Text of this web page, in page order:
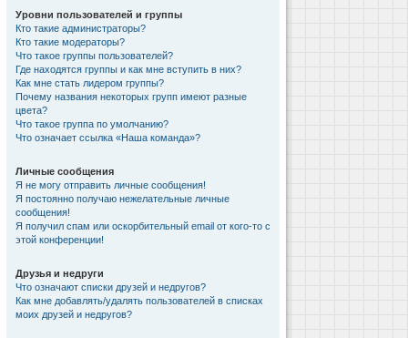
Уровни пользователей и группы
Кто такие администраторы?
Кто такие модераторы?
Что такое группы пользователей?
Где находятся группы и как мне вступить в них?
Как мне стать лидером группы?
Почему названия некоторых групп имеют разные
цвета?
Что такое группа по умолчанию?
Что означает ссылка «Наша команда»?
Личные сообщения
Я не могу отправить личные сообщения!
Я постоянно получаю нежелательные личные
сообщения!
Я получил спам или оскорбительный email от кого-то с
этой конференции!
Друзья и недруги
Что означают списки друзей и недругов?
Как мне добавлять/удалять пользователей в списках
моих друзей и недругов?